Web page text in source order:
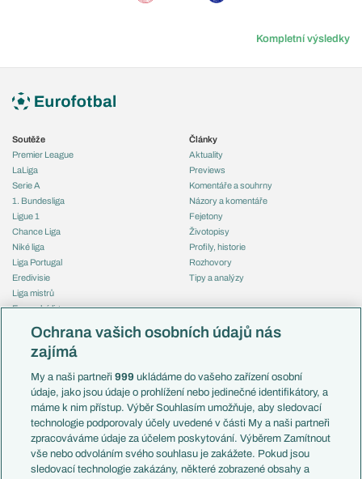
Kompletní výsledky
Soutěže
Premier League
LaLiga
Serie A
1. Bundesliga
Ligue 1
Chance Liga
Niké liga
Liga Portugal
Eredivisie
Liga mistrů
Evropská liga
Mistrovství světa
Liga národů
Témata
Představení týmů MS
EuroSkauting
PL v kostce
Evropské koeficienty
Přestupy
Články
Aktuality
Previews
Komentáře a souhrny
Názory a komentáře
Fejetony
Životopisy
Profily, historie
Rozhovory
Tipy a analýzy
Česko
Francie
Itálie
Německo
Španělsko
Argentina
Brazílie
Ochrana vašich osobních údajů nás
zajímá
My a naši partneři999 ukládáme do vašeho zařízení osobní
údaje, jako jsou údaje o prohlížení nebo jedinečné identifikátory, a
máme k nim přístup. Výběr Souhlasím umožňuje, aby sledovací
technologie podporovaly účely uvedené v části My a naši partneři
zpracováváme údaje za účelem poskytování. Výběrem Zamítnout
vše nebo odvoláním svého souhlasu je zakážete. Pokud jsou
sledovací technologie zakázány, některé zobrazené obsahy a